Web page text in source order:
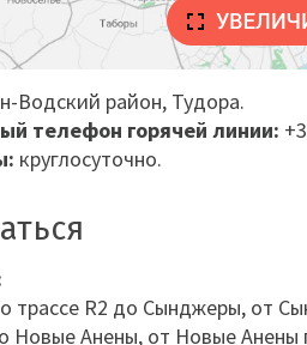
Водский район, Тудора.
телефон горячей линии:
круглосуточно.
трассе R2 до Сынджеры, от
Новые Анены, от Новые